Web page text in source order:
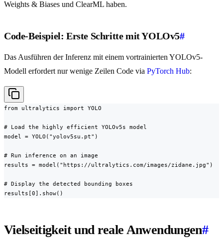
Weights & Biases und ClearML haben.
Code-Beispiel: Erste Schritte mit YOLOv5#
Das Ausführen der Inferenz mit einem vortrainierten YOLOv5-
Modell erfordert nur wenige Zeilen Code via PyTorch Hub:
from ultralytics import YOLO
# Load the highly efficient YOLOv5s model
model = YOLO("yolov5su.pt")
# Run inference on an image
results = model("https://ultralytics.com/images/zidane.jpg")
# Display the detected bounding boxes
results[0].show()
Vielseitigkeit und reale Anwendungen#